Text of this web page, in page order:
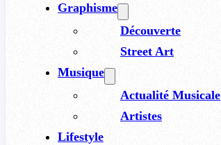
Graphisme
Découverte
Street Art
Musique
Actualité Musicale
Artistes
Lifestyle